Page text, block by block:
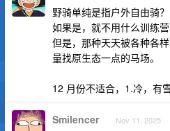
野骑单纯是指户外自由骑？
如果是，就不用什么训练
但是，那种天天被各种各
量找原生态一点的马场。
12 月份不适合，1.冷，有
Smilencer Nov 11, 2025